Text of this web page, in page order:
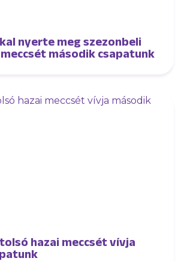
nyerte meg szezonbeli
második csapatunk
hazai meccsét vívja